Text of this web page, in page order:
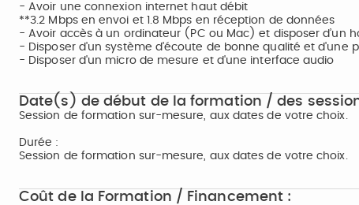
- Avoir une connexion internet haut débit
**3.2 Mbps en envoi et 1.8 Mbps en réception de données
- Avoir accès à un ordinateur (PC ou Mac) et disposer d’un
- Disposer d'un système d'écoute de bonne qualité et d'une
- Disposer d'un micro de mesure et d'une interface audio
Date(s) de début de la formation / des
Session de formation sur-mesure, aux dates de votre choix.
Durée :
Session de formation sur-mesure, aux dates de votre choix.
Coût de la Formation / Financement :